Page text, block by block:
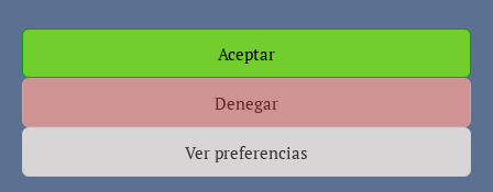
Aceptar
Denegar
Ver preferencias
Copyright © All rights reserved|Paper Newspor
Themeansar